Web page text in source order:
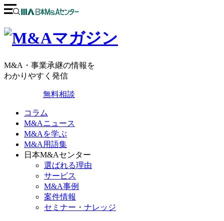
M&A・事業承継の情報を
わかりやすく発信
無料相談
コラム
M&Aニュース
M&Aを学ぶ
M&A用語集
日本M&Aセンター
選ばれる理由
サービス
M&A事例
案件情報
セミナー・ナレッジ